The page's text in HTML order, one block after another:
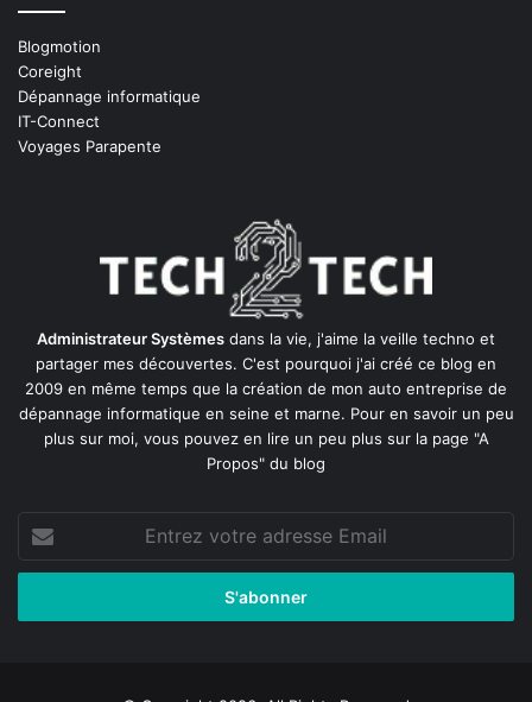
Blogmotion
Coreight
Dépannage informatique
IT-Connect
Voyages Parapente
Administrateur Systèmes dans la vie, j'aime la veille techno et
partager mes découvertes. C'est pourquoi j'ai créé ce blog en
2009 en même temps que la création de mon auto entreprise de
dépannage informatique en seine et marne. Pour en savoir un peu
plus sur moi, vous pouvez en lire un peu plus sur la page "A
Propos" du blog
votre
adresse